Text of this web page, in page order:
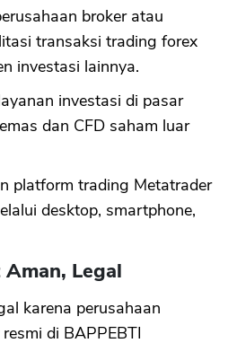
broker atau
transaksi trading forex
investasi lainnya.
investasi di pasar
dan CFD saham luar
platform trading Metatrader
desktop, smartphone,
Legal
karena perusahaan
di BAPPEBTI